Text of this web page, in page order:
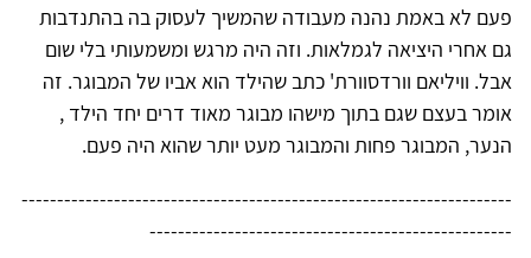
פעם לא באמת נהנה מעבודה שהמשיך לעסוק בה בהתנדבות
גם אחרי היציאה לגמלאות. וזה היה מרגש ומשמעותי בלי שום
אבל. וויליאם וורדסוורת' כתב שהילד הוא אביו של המבוגר. זה
אומר בעצם שגם בתוך מישהו מבוגר מאוד דרים יחד הילד ,
הנער, המבוגר פחות והמבוגר מעט יותר שהוא היה פעם.
---------------------------------------------------------------------
---------------------------------------------------